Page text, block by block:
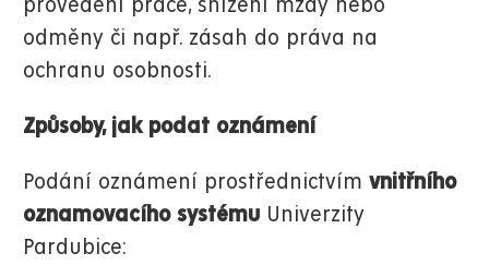
provedení práce, snížení mzdy nebo
odměny či např. zásah do práva na
ochranu osobnosti.
Způsoby, jak podat oznámení
Podání oznámení prostřednictvím vnitřního
oznamovacího systému Univerzity
Pardubice: